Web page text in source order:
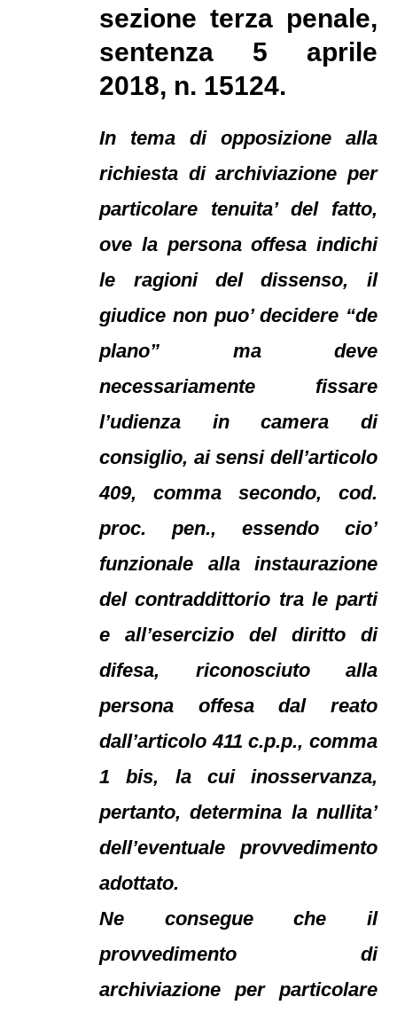
sezione terza penale,
sentenza 5 aprile
2018, n. 15124.
In tema di opposizione alla
richiesta di archiviazione per
particolare tenuita’ del fatto,
ove la persona offesa indichi
le ragioni del dissenso, il
giudice non puo’ decidere “de
plano” ma deve
necessariamente fissare
l’udienza in camera di
consiglio, ai sensi dell’articolo
409, comma secondo, cod.
proc. pen., essendo cio’
funzionale alla instaurazione
del contraddittorio tra le parti
e all’esercizio del diritto di
difesa, riconosciuto alla
persona offesa dal reato
dall’articolo 411 c.p.p., comma
1 bis, la cui inosservanza,
pertanto, determina la nullita’
dell’eventuale provvedimento
adottato.
Ne consegue che il
provvedimento di
archiviazione per particolare